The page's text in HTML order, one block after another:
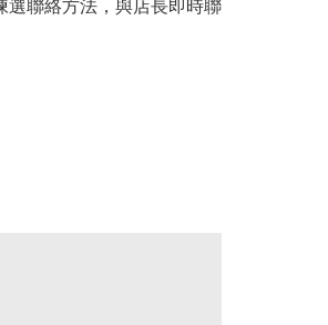
選聯絡方法，與店長即時聯